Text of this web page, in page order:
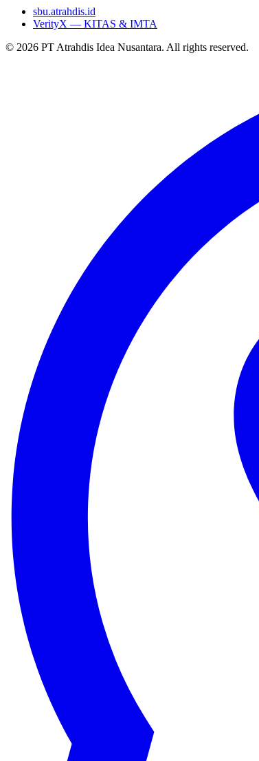
sbu.atrahdis.id
VerityX — KITAS & IMTA
© 2026 PT Atrahdis Idea Nusantara. All rights reserved.